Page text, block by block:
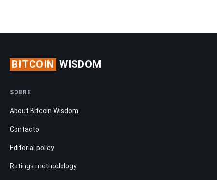
BITCOIN WISDOM
SOBRE
About Bitcoin Wisdom
Contacto
Editorial policy
Ratings methodology